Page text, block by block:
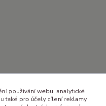
používání webu, analytické
také pro účely cílení reklamy